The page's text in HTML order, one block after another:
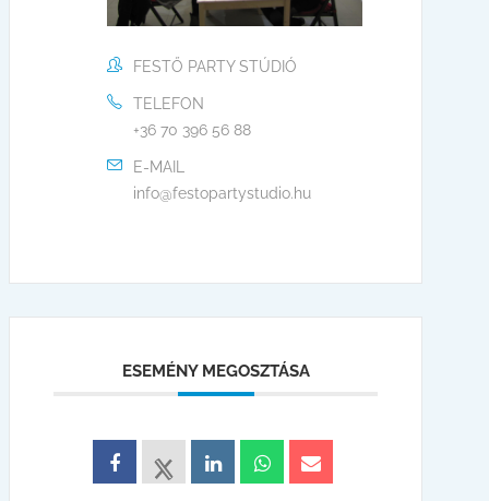
FESTŐ PARTY STÚDIÓ
TELEFON
+36 70 396 56 88
E-MAIL
info@festopartystudio.hu
ESEMÉNY MEGOSZTÁSA